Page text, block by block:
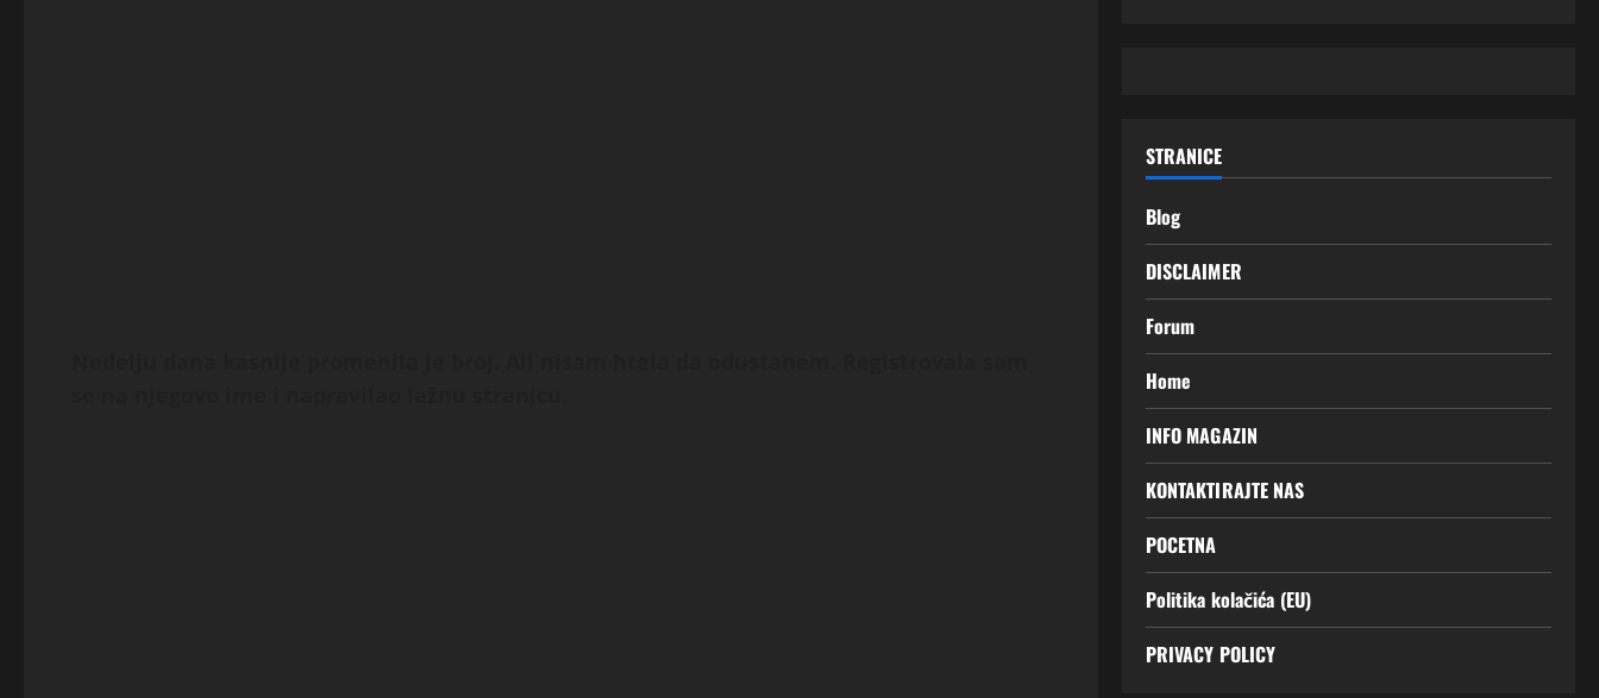
STRANICE
Blog
DISCLAIMER
Forum
Home
INFO MAGAZIN
KONTAKTIRAJTE NAS
POCETNA
Politika kolačića (EU)
PRIVACY POLICY